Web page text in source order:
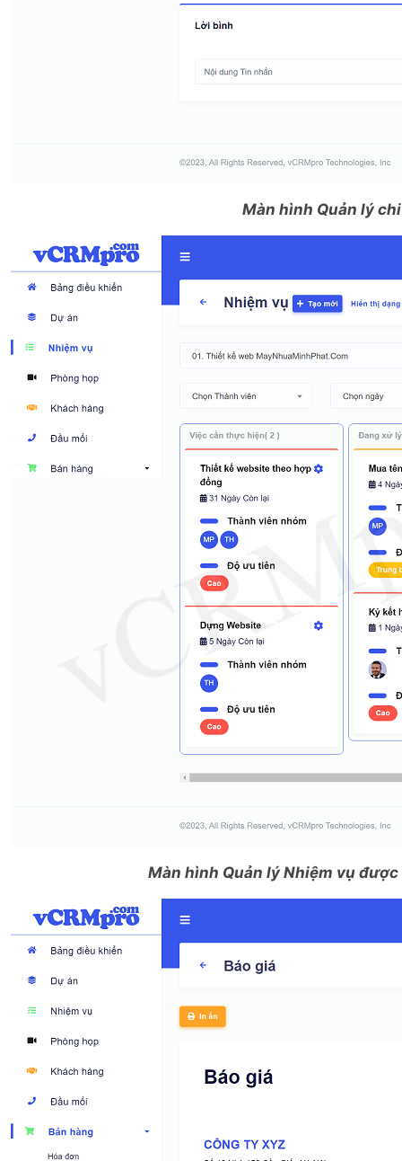
Màn hình Quản lý
Màn hình Quản lý Nhiệm vụ